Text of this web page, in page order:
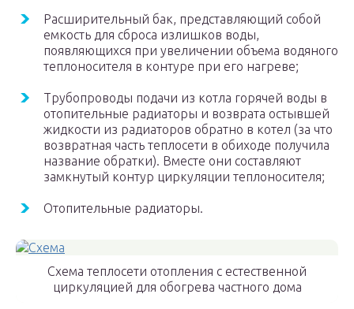
Расширительный бак, представляющий собой
емкость для сброса излишков воды,
появляющихся при увеличении объема водяного
теплоносителя в контуре при его нагреве;
Трубопроводы подачи из котла горячей воды в
отопительные радиаторы и возврата остывшей
жидкости из радиаторов обратно в котел (за что
возвратная часть теплосети в обиходе получила
название обратки). Вместе они составляют
замкнутый контур циркуляции теплоносителя;
Отопительные радиаторы.
Схема теплосети отопления с естественной
циркуляцией для обогрева частного дома